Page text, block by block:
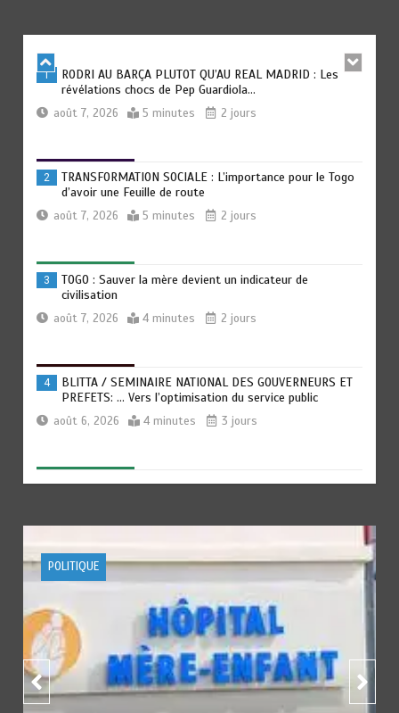
1
RODRI AU BARÇA PLUTOT QU’AU REAL MADRID : Les
révélations chocs de Pep Guardiola…
août 7, 2026 5 minutes 2 jours
2
TRANSFORMATION SOCIALE : L’importance pour le Togo
d’avoir une Feuille de route
août 7, 2026 5 minutes 2 jours
3
TOGO : Sauver la mère devient un indicateur de
civilisation
août 7, 2026 4 minutes 2 jours
4
BLITTA / SEMINAIRE NATIONAL DES GOUVERNEURS ET
PREFETS: … Vers l’optimisation du service public
août 6, 2026 4 minutes 3 jours
5
RECHERCHE ET INNOVATION: Le Togo ouvre la voie pour
TOGO : Bon vent dans les secteurs des transports et du
août 6, 2026 4 minutes 3 jours
1
RODRI AU BARÇA PLUTOT QU’AU REAL MADRID : Les
ACTUALITE FOOTBALL SPORTS